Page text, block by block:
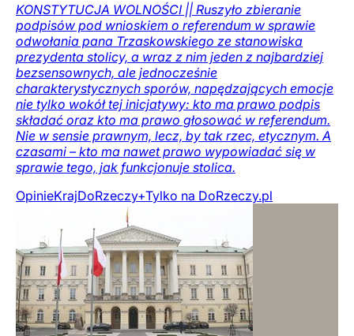
KONSTYTUCJA WOLNOŚCI || Ruszyło zbieranie
podpisów pod wnioskiem o referendum w sprawie
odwołania pana Trzaskowskiego ze stanowiska
prezydenta stolicy, a wraz z nim jeden z najbardziej
bezsensownych, ale jednocześnie
charakterystycznych sporów, napędzających emocje
nie tylko wokół tej inicjatywy: kto ma prawo podpis
składać oraz kto ma prawo głosować w referendum.
Nie w sensie prawnym, lecz, by tak rzec, etycznym. A
czasami – kto ma nawet prawo wypowiadać się w
sprawie tego, jak funkcjonuje stolica.
OpinieKrajDoRzeczy+Tylko na DoRzeczy.pl